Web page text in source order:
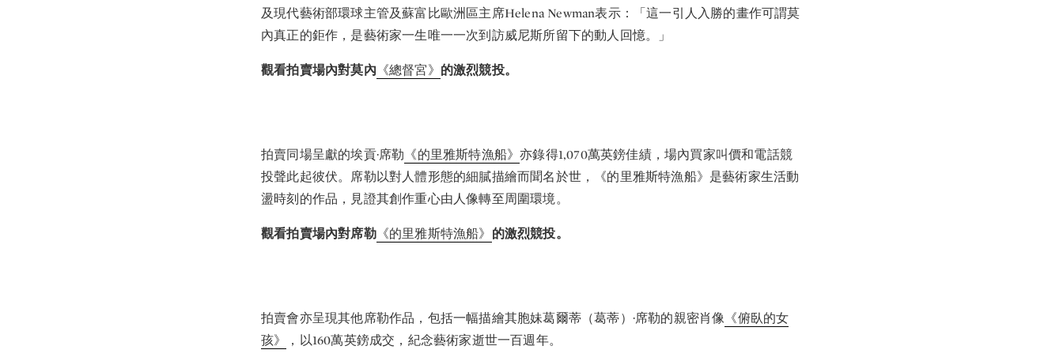
及現代藝術部環球主管及蘇富比歐洲區主席Helena Newman表示：「這一引人入勝的畫作可謂莫
內真正的鉅作，是藝術家一生唯一一次到訪威尼斯所留下的動人回憶。」
觀看拍賣場內對莫內 《總督宮》 的激烈競投。
拍賣同場呈獻的埃貢·席勒 《的里雅斯特漁船》亦錄得1,070萬英鎊佳績，場內買家叫價和電話競
投聲此起彼伏。席勒以對人體形態的細膩描繪而聞名於世，《的里雅斯特漁船》是藝術家生活動
盪時刻的作品，見證其創作重心由人像轉至周圍環境。
觀看拍賣場內對席勒《的里雅斯特漁船》 的激烈競投。
拍賣會亦呈現其他席勒作品，包括一幅描繪其胞妹葛爾蒂（葛蒂）·席勒的親密肖像 《俯臥的女
孩》
，以160萬英鎊成交，紀念藝術家逝世一百週年。